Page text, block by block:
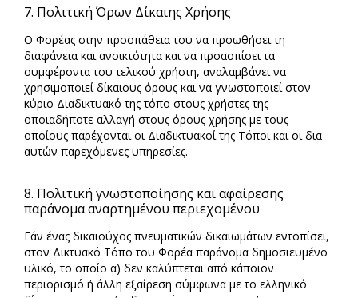
7. Πολιτική Όρων Δίκαιης Χρήσης
Ο Φορέας στην προσπάθεια του να προωθήσει τη
διαφάνεια και ανοικτότητα και να προασπίσει τα
συμφέροντα του τελικού χρήστη, αναλαμβάνει να
χρησιμοποιεί δίκαιους όρους και να γνωστοποιεί στον
κύριο Διαδικτυακό της τόπο στους χρήστες της
οποιαδήποτε αλλαγή στους όρους χρήσης με τους
οποίους παρέχονται οι Διαδικτυακοί της Τόποι και οι δια
αυτών παρεχόμενες υπηρεσίες.
8. Πολιτική γνωστοποίησης και αφαίρεσης
παράνομα αναρτημένου περιεχομένου
Εάν ένας δικαιούχος πνευματικών δικαιωμάτων εντοπίσει,
στον Δικτυακό Τόπο του Φορέα παράνομα δημοσιευμένο
υλικό, το οποίο α) δεν καλύπτεται από κάποιον
περιορισμό ή άλλη εξαίρεση σύμφωνα με το ελληνικό